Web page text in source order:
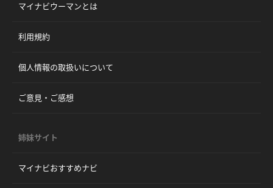
マイナビウーマンとは
利用規約
個人情報の取扱いについて
ご意見・ご感想
姉妹サイト
マイナビおすすめナビ